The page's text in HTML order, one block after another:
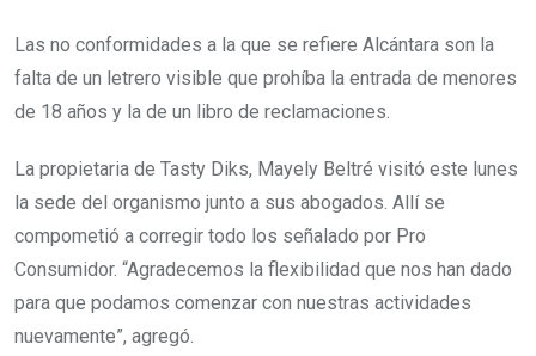
Las no conformidades a la que se refiere Alcántara son la
falta de un letrero visible que prohíba la entrada de menores
de 18 años y la de un libro de reclamaciones.
La propietaria de Tasty Diks, Mayely Beltré visitó este lunes
la sede del organismo junto a sus abogados. Allí se
compometió a corregir todo los señalado por Pro
Consumidor. “Agradecemos la flexibilidad que nos han dado
para que podamos comenzar con nuestras actividades
nuevamente”, agregó.